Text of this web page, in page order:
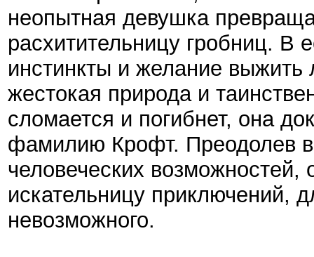
неопытная девушка
расхитительницу гробниц.
инстинкты и желание
жестокая природа и
сломается и погибнет, она
фамилию Крофт. Преодолев
человеческих возможностей,
искательницу приключений,
невозможного.